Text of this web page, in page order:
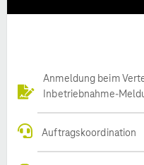
Anmeldung beim
Inbetriebnahme-
Auftragskoordination